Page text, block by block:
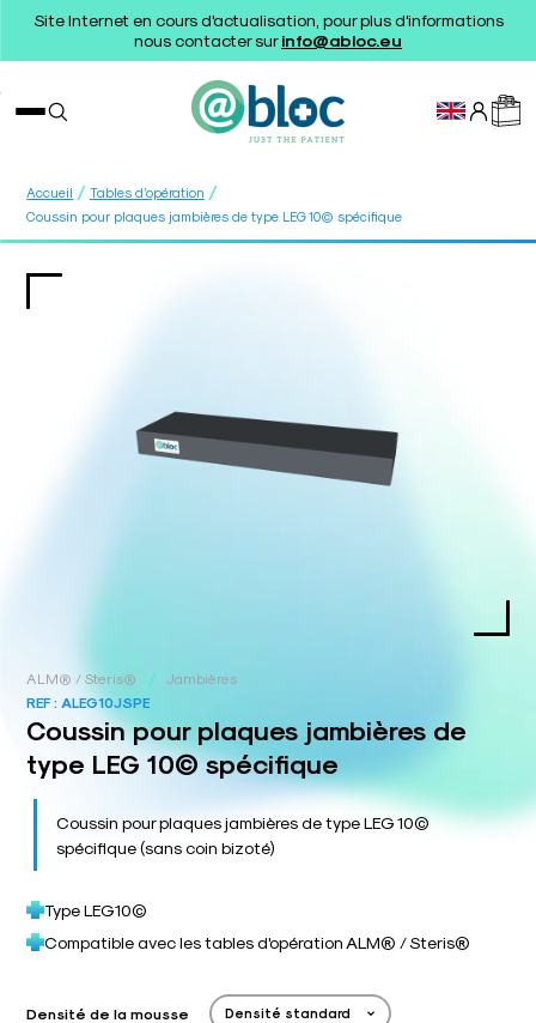
Site Internet en cours d'actualisation, pour plus d'informations
nous contacter surinfo@abloc.eu
Accueil / Tables d’opération /
Coussin pour plaques jambières de type LEG 10© spécifique
ALM® / Steris® /
Jambières
REF : ALEG10JSPE
Coussin pour plaques jambières de
type LEG 10© spécifique
Coussin pour plaques jambières de type LEG 10©
spécifique (sans coin bizoté)
Type LEG10©
Compatible avec les tables d'opération ALM® / Steris®
Densité de la mousse